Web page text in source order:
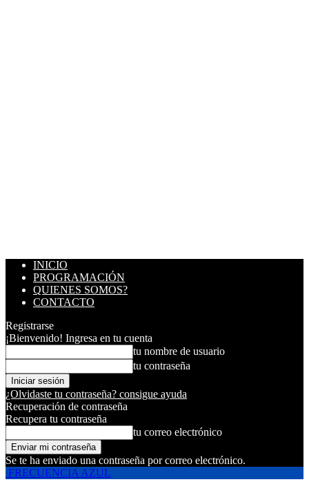
INICIO
PROGRAMACIÓN
QUIENES SOMOS?
CONTACTO
Registrarse
¡Bienvenido! Ingresa en tu cuenta
tu nombre de usuario
tu contraseña
¿Olvidaste tu contraseña? consigue ayuda
Recuperación de contraseña
Recupera tu contraseña
tu correo electrónico
Se te ha enviado una contraseña por correo electrónico.
FRECUENCIA AZUL